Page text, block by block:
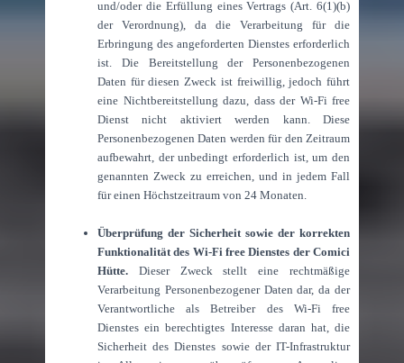
und/oder die Erfüllung eines Vertrags (Art. 6(1)(b)
der Verordnung), da die Verarbeitung für die
Erbringung des angeforderten Dienstes erforderlich
ist. Die Bereitstellung der Personenbezogenen
Daten für diesen Zweck ist freiwillig, jedoch führt
eine Nichtbereitstellung dazu, dass der Wi-Fi free
Dienst nicht aktiviert werden kann. Diese
Personenbezogenen Daten werden für den Zeitraum
aufbewahrt, der unbedingt erforderlich ist, um den
genannten Zweck zu erreichen, und in jedem Fall
für einen Höchstzeitraum von 24 Monaten.
Überprüfung der Sicherheit sowie der korrekten
Funktionalität des Wi-Fi free Dienstes der Comici
Hütte. Dieser Zweck stellt eine rechtmäßige
Verarbeitung Personenbezogener Daten dar, da der
Verantwortliche als Betreiber des Wi-Fi free
Dienstes ein berechtigtes Interesse daran hat, die
Sicherheit des Dienstes sowie der IT-Infrastruktur